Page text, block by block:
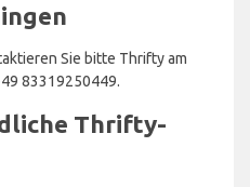
Sie bitte Thrifty am
83319250449.
Thrifty-